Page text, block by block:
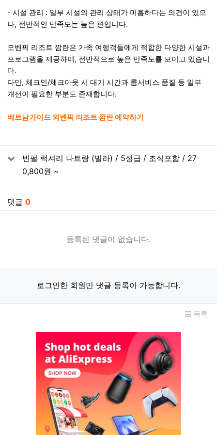
- 시설 관리 : 일부 시설의 관리 상태가 미흡하다는 의견이 있으
나, 전반적인 만족도는 높은 편입니다.
모벤픽 리조트 깜란은 가족 여행객들에게 적합한 다양한 시설과
프로그램을 제공하며, 전반적으로 높은 만족도를 보이고 있습니
다.
다만, 체크인/체크아웃 시 대기 시간과 룸서비스 품질 등 일부
개선이 필요한 부분도 존재합니다.
베트남가이드 뫼벤픽 리조트 깜란 예약하기
관련자료빈펄 럭셔리 나트랑 (빌라) / 5성급 / 조식포함 / 27
0,800원 ~
댓글 0
등록된 댓글이 없습니다.
로그인한 회원만 댓글 등록이 가능합니다.
목록